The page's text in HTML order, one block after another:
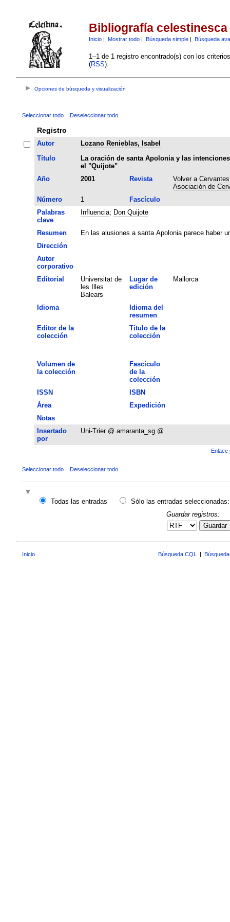
Bibliografía celestinesca
Inicio| Mostrar todo| Búsqueda simple| Búsqueda
1–1 de 1 registro encontrado(s) con los
(RSS):
Opciones de búsqueda y visualización
Seleccionar todo Deseleccionar todo
Registro
Autor
Lozano Renieblas, Isabel
Título
La oración de santa Apolonia y las
el "Quijote"
Año
2001 Revista
Volver a
Asociación de
Número
1
Fascículo
Palabras
clave
Influencia; Don Quijote
Resumen
En las alusiones a santa Apolonia parece haber
Dirección
Autor
corporativo
Editorial
Universitat de
les Illes
Balears
Lugar de
edición
Mallorca
Idioma
Idioma del
resumen
Editor de la
colección
Título de la
colección
Volumen de
la colección
Fascículo
de la
colección
ISSN
ISBN
Área
Expedición
Notas
Insertado
por
Uni-Trier @ amaranta_sg @
Enlace
Seleccionar todo Deseleccionar todo
Todas las entradas
Sólo las entradas seleccionadas:
Guardar registros:
Guardar
Inicio Búsqueda CQL